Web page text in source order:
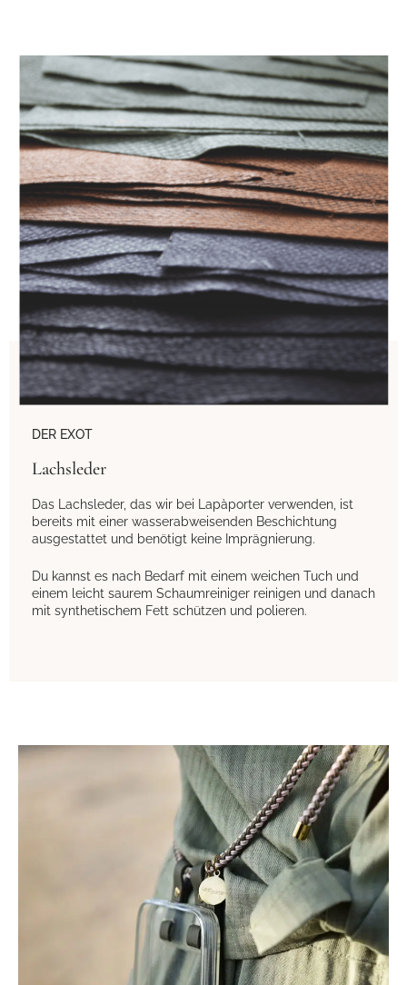
DER EXOT
Lachsleder
Das Lachsleder, das wir bei Lapàporter verwenden, ist
bereits mit einer wasserabweisenden Beschichtung
ausgestattet und benötigt keine Imprägnierung.
Du kannst es nach Bedarf mit einem weichen Tuch und
einem leicht saurem Schaumreiniger reinigen und danach
mit synthetischem Fett schützen und polieren.